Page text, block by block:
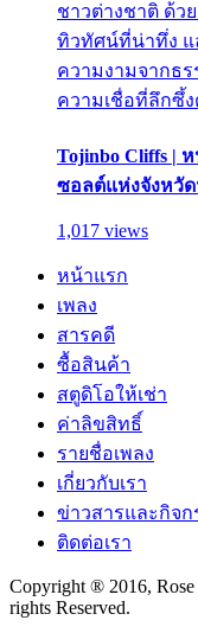
ชาวต่างชาติ ด้ว
ทิวทัศน์ที่น่าทึ่ง แ
ความงามจากธ
ความเชื่อที่ลึกซึ้ง
Tojinbo Cliffs |
ซอลต์แห่งจังหวั
1,017 views
หน้าแรก
เพลง
สารคดี
ซื้อสินค้า
สตูดิโอให้เช่า
ค่าลิขสิทธิ์
รายชื่อเพลง
เกี่ยวกับเรา
ข่าวสารและกิจก
ติดต่อเรา
Copyright ® 2016,
rights Reserved.